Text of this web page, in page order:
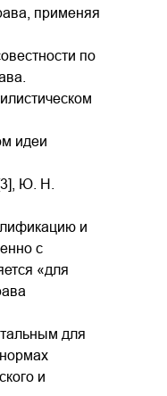
применяя
по
идеи
Ю. Н.
и
с
«для
для
и